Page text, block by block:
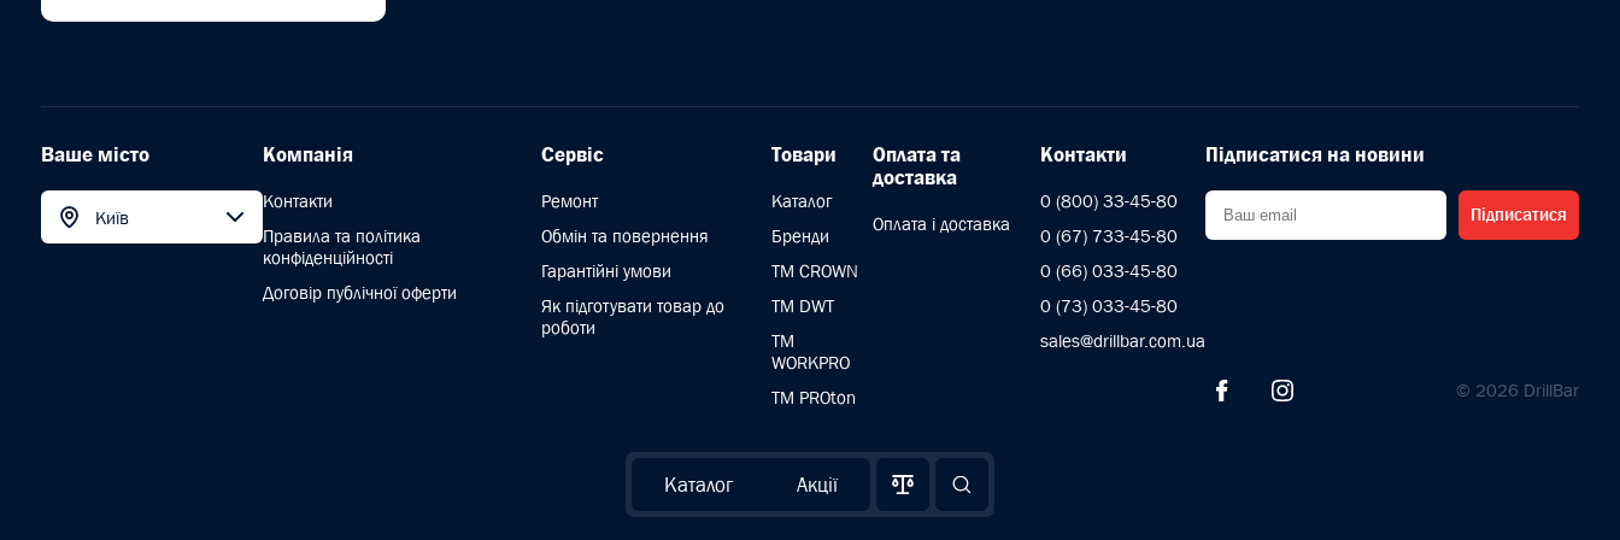
Каталог Акції
Ваше місто
Київ
Компанія
Контакти
Правила та політика
конфіденційності
Договір публічної оферти
Сервіс
Ремонт
Обмін та повернення
Гарантійні умови
Як підготувати товар до
роботи
Товари
Каталог
Бренди
ТМ CROWN
TM DWT
ТМ
WORKPRO
TM PROton
Оплата та
доставка
Оплата і доставка
Контакти
0 (800) 33-45-80
0 (67) 733-45-80
0 (66) 033-45-80
0 (73) 033-45-80
sales@drillbar.com.ua
Підписатися на новини
Підписатися
© 2026 DrillBar